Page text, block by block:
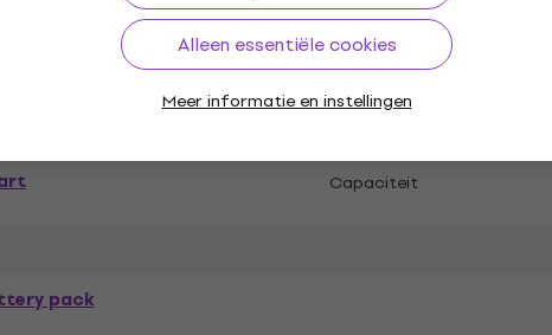
Alleen essentiële cookies
Meer informatie en instellingen
Capaciteit
pack